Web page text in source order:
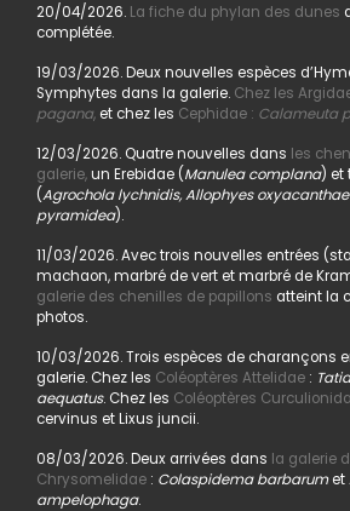
20/04/2026. La fiche du phylan des dunes
complétée.
19/03/2026. Deux nouvelles espèces
Symphytes dans la galerie. Chez les
pagana,et chez les Cephidae : Calameuta
12/03/2026. Quatre nouvelles dans les
galerie,un Erebidae (Manulea complana) et
(Agrochola lychnidis, Allophyes oxyacanthae
pyramidea).
11/03/2026. Avec trois nouvelles entrées
machaon, marbré de vert et marbré de
galerie des chenilles de papillons atteint la
photos.
10/03/2026. Trois espèces de charançons
galerie. Chez les Coléoptères Attelidae:
aequatus. Chez les Coléoptères
cervinus et Lixus juncii.
08/03/2026. Deux arrivées dans la galerie
Chrysomelidae: Colaspidema barbarumet
ampelophaga.